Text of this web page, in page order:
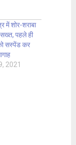
में शोर-शराबा
पहले ही
सस्पेंड कर
2021